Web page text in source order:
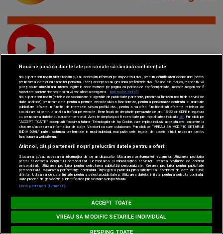
Subscribe
WatchTikTok
ListenSpotify
Loading... MUSIC NON STOP
#hitperepeat
Nouă ne pasă ca datele tale personale să rămână confidențiale
Noi și partenerii noștri589stocăm și/sau accesăm informații pe dispozitivul dvs., precum identificatorii cookie unici pentru
prelucrarea datelor cu caracter personal. Puteți accepta sau gestiona preferințele dvs. făcând clic mai jos, respectiv vă
puteți opune utilizării unui interes legitim în orice moment pe pagina cu politica de confidențialitate. Aceste alegeri vor fi
raportate partenerilor noștri și nu vă vor afecta navigarea.
Mai multe detalii
Noi si partenerii nostri (retelele de socializare si agentiile de publicitate partenere, precum si furnizorii nostri de servicii de
date analitice) prelucram date pentru a permite website-ului sa functioneze, pentru a personaliza continutul si anunturile
publicitare afisate in functie de interesele si/sau profilul dvs., pentru a va oferi functionalitati aferente retelelor de
socializare si pentru a analiza traficul pe website. Beneficiati de drepturile prevazute de art. 15-22 din GDPR in legatura
cu prelucrarea datelor cu caracter personal. Aceste drepturi pot fi exercitate prin modalitatea indicataaici . Prin click pe
“ACCEPT TOATE”, acceptati folosirea tuturor Tehnologiilor de tip Cookie, care implica inclusiv acceptul dvs. cu privire la
stocarea/accesarea informatiilor de catre Vendor-ii cu care colaboram. Prin click pe “VREAU SA MODIFIC SETARILE
INDIVIDUAL” puteti schimba preferintele in mod individual, mai putin cele legate de cookie strict necesare pentru
functionarea website-ului.
Atât noi, cât și partenerii noștri prelucrăm datele pentru a oferi:
Stocarea și/sau accesarea informațiilor de pe un dispozitiv. Măsurarea performanței reclamelor. Utilizarea profilurilor
pentru selectarea conținutului personalizat. Dezvoltarea și îmbunătățirea serviciilor. Crearea profilurilor de conținut
personalizat. Utilizarea profilurilor pentru selectarea publicității personalizate. Crearea profilurilor pentru publicitate
personalizată. Măsurarea performanței conținutului. Înțelegerea publicului prin statistici sau combinații de date din surse
diferite. Utilizarea de date limitate pentru a selecta publicitatea. Utilizarea datelor limitate pentru a selecta conținutul.
Date precise de geolocație și identificarea prin scanarea dispozitivului.
Listă parteneri (furnizori)
ACCEPT TOATE
RESPING TOATE
VREAU SA MODIFIC SETARILE INDIVIDUAL